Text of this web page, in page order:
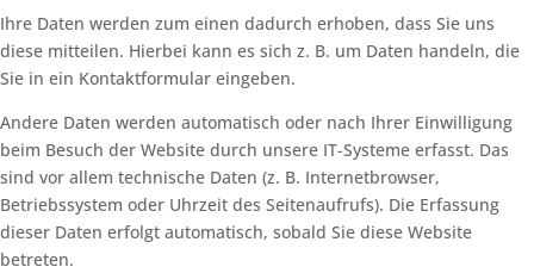
Ihre Daten werden zum einen dadurch erhoben, dass Sie uns
diese mitteilen. Hierbei kann es sich z. B. um Daten handeln, die
Sie in ein Kontaktformular eingeben.
Andere Daten werden automatisch oder nach Ihrer Einwilligung
beim Besuch der Website durch unsere IT-Systeme erfasst. Das
sind vor allem technische Daten (z. B. Internetbrowser,
Betriebssystem oder Uhrzeit des Seitenaufrufs). Die Erfassung
dieser Daten erfolgt automatisch, sobald Sie diese Website
betreten.